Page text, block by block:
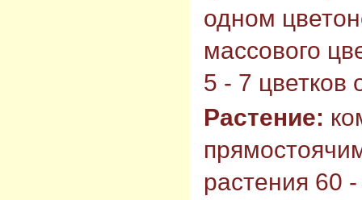
одном
массового
5 - 7 цветков
Растение:
растения 60